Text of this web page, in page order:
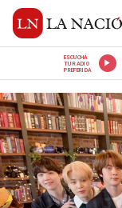
ESCUCHÁ
TU RADIO
PREFERIDA